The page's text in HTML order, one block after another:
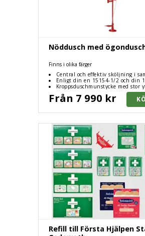
Nöddusch med
Finns i olika färger
Central och effektiv sköljning i
främmande föremål i ögon,
skållning osv.
Enligt din en 15154-1/2 och din
inklusive informationsskyltar,
befintlig vattenledning med kallt
Kroppsduschmunstycke med stor
vattenfördelning/mjuk stråle,
ögonduschmunstycke
Från 7 990 kr
Refill till Första Hjälpen